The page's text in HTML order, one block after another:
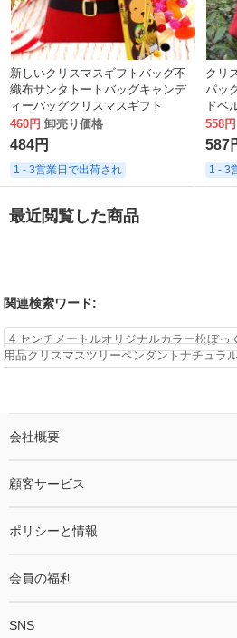
新しいクリスマスギフトバッグ不
織布サンタトートバッグキャンデ
ィーバッグクリスマスギフト
460円 卸売り価格
484円
1 - 3営業日で出荷され
クリ
パッ
ドベ
バッ
ッグ
558円
587
1 - 3
最近閲覧した商品
関連検索ワード:
4 センチメートルオリジナルカラー松ぼっ
用品クリスマスツリーペンダントナチュラ
会社概要
顧客サービス
ポリシーと情報
会員の福利
SNS